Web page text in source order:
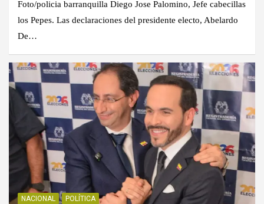
Foto/policia barranquilla Diego Jose Palomino, Jefe cabecillas
los Pepes. Las declaraciones del presidente electo, Abelardo
De…
NACIONAL POLÍTICA